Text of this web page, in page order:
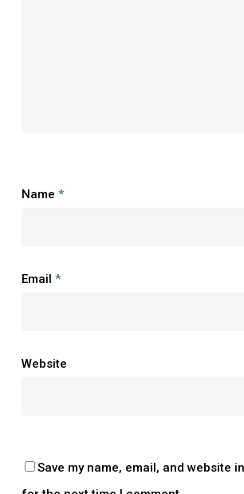
Name *
Email *
Website
Save my name, email, and website